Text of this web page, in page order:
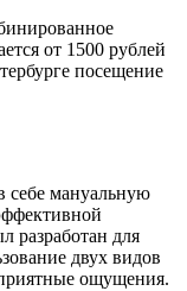
от 1500 рублей
посещение
себе мануальную
разработан для
двух видов
ощущения.